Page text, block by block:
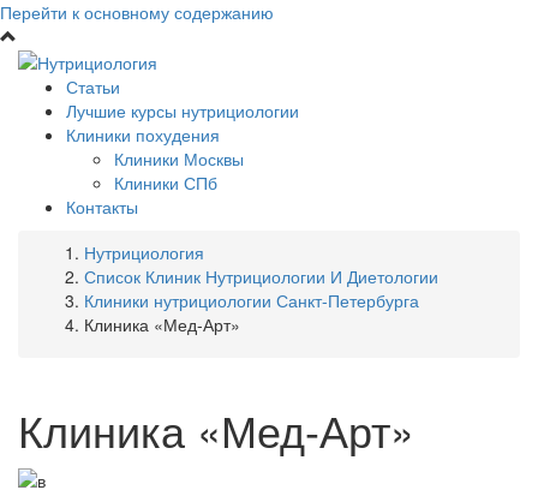
Перейти к основному содержанию
Статьи
Лучшие курсы нутрициологии
Клиники похудения
Клиники Москвы
Клиники СПб
Контакты
Нутрициология
Список Клиник Нутрициологии И Диетологии
Клиники нутрициологии Санкт-Петербурга
Клиника «Мед-Арт»
Клиника «Мед-Арт»